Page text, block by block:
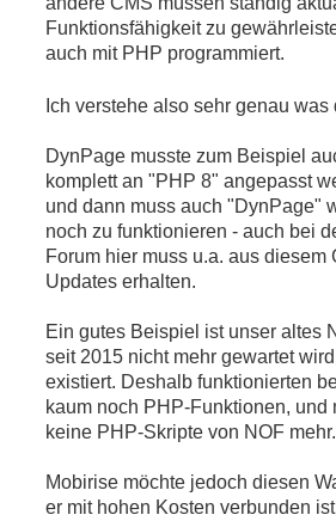
Funktionsfähigkeit zu
auch mit PHP programmiert.
Ich verstehe also sehr genau was
DynPage musste zum Beispiel
komplett an "PHP 8" angepasst
und dann muss auch "DynPage"
noch zu funktionieren - auch bei
Forum hier muss u.a. aus diesem
Updates erhalten.
Ein gutes Beispiel ist unser altes
seit 2015 nicht mehr gewartet
existiert. Deshalb funktionierten
kaum noch PHP-Funktionen,
keine PHP-Skripte von NOF mehr.
Mobirise möchte jedoch diesen
er mit hohen Kosten verbunden